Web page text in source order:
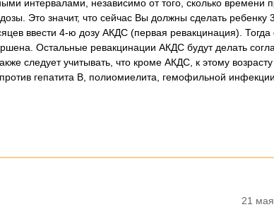
интервалами, независимо от того, сколько времени
Это значит, что сейчас Вы должны сделать ребенку
ввести 4-ю дозу АКДС (первая ревакцинация). Тогда
Остальные ревакцинации АКДС будут делать
следует учитывать, что кроме АКДС, к этому
гепатита В, полиомиелита, гемофильной
21